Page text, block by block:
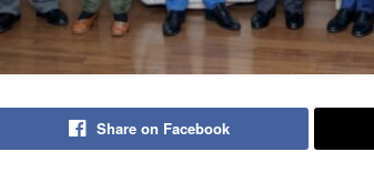
Share on Facebook